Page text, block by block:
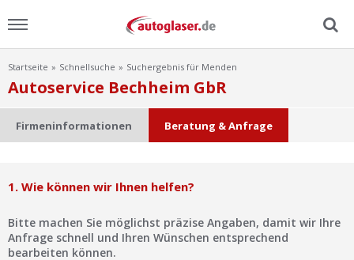
Menu
Home
Ratgeber
Scheibensuche
Startseite Schnellsuche Suchergebnis für Menden
Autoservice Bechheim GbR
Firmeninformationen Beratung & Anfrage
1. Wie können wir Ihnen helfen?
Bitte machen Sie möglichst präzise Angaben, damit wir Ihre
Anfrage schnell und Ihren Wünschen entsprechend
bearbeiten können.